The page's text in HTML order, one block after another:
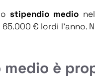
lostipendio medio
€ lordi l’anno.
è